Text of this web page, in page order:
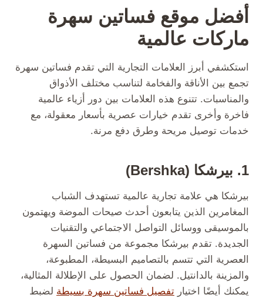
أفضل موقع فساتين سهرة
ماركات عالمية
استكشفي أبرز العلامات التجارية التي تقدم فساتين سهرة
تجمع بين الأناقة والفخامة لتناسب مختلف الأذواق
والمناسبات. تتنوع هذه العلامات بين دور أزياء عالمية
فاخرة وأخرى تقدم خيارات عصرية بأسعار معقولة، مع
خدمات توصيل مريحة وطرق دفع مرنة.
1. بيرشكا (Bershka)
بيرشكا هي علامة تجارية عالمية تستهدف الشباب
المغامرين الذين يتابعون أحدث صيحات الموضة ويهتمون
بالموسيقى ووسائل التواصل الاجتماعي والتقنيات
الجديدة. تقدم بيرشكا مجموعة من فساتين السهرة
العصرية التي تتسم بالتصاميم البسيطة، المطبوعة،
والمزينة بالدانتيل. لضمان الحصول على الإطلالة المثالية،
يمكنك أيضًا اختيار تفصيل فساتين سهرة بسيطة لضبط